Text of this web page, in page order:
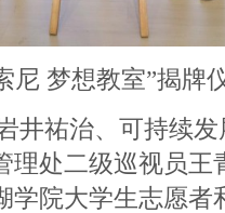
尼 梦想教室”揭牌
井祐治、可持续
理处二级巡视员王
学院大学生志愿者